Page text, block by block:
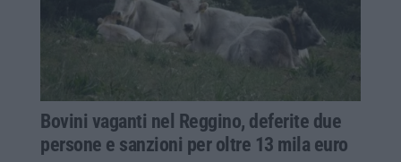
Bovini vaganti nel Reggino, deferite due
persone e sanzioni per oltre 13 mila euro